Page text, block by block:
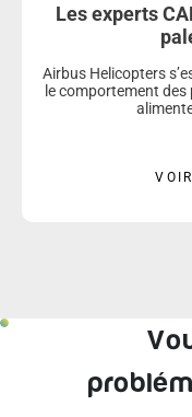
Les experts
Airbus Helicopters
le comportement